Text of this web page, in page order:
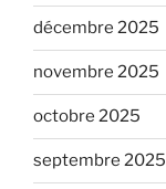
décembre 2025
novembre 2025
octobre 2025
septembre 2025